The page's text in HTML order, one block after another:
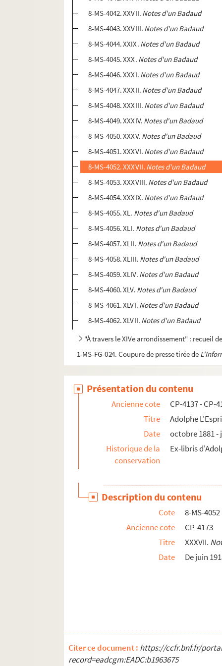
8-MS-4042. XXVII. Notes d'un Badaud
8-MS-4043. XXVIII. Notes d'un Badaud
8-MS-4044. XXIX. Notes d'un Badaud
8-MS-4045. XXX. Notes d'un Badaud
8-MS-4046. XXXI. Notes d'un Badaud
8-MS-4047. XXXII. Notes d'un Badaud
8-MS-4048. XXXIII. Notes d'un Badaud
8-MS-4049. XXXIV. Notes d'un Badaud
8-MS-4050. XXXV. Notes d'un Badaud
8-MS-4051. XXXVI. Notes d'un Badaud
8-MS-4052. XXXVII. Notes d'un Badaud
8-MS-4053. XXXVIII. Notes d'un Badaud
8-MS-4054. XXXIX. Notes d'un Badaud
8-MS-4055. XL. Notes d'un Badaud
8-MS-4056. XLI. Notes d'un Badaud
8-MS-4057. XLII. Notes d'un Badaud
8-MS-4058. XLIII. Notes d'un Badaud
8-MS-4059. XLIV. Notes d'un Badaud
8-MS-4060. XLV. Notes d'un Badaud
8-MS-4061. XLVI. Notes d'un Badaud
8-MS-4062. XLVII. Notes d'un Badaud
"À travers le XIVe arrondissement" : recueil
1-MS-FG-024. Coupure de presse tirée de
Présentation du contenu
Ancienne cote
CP-4137 - CP-
Titre
Adolphe
Date
octobre 1881 -
Historique de la
conservation
Ex-libris
Description du contenu
Cote
8-MS-4052
Ancienne cote
CP-4173
Titre
XXXVII.
Date
De juin
Citer ce document : https://ccfr.bnf.fr/
record=eadcgm:EADC:b1963675